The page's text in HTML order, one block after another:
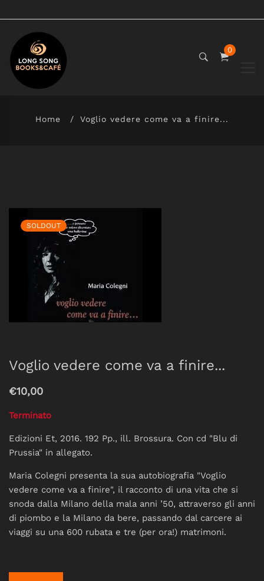
0
Home Voglio vedere come va a finire...
SOLDOUT
Voglio vedere come va a finire...
€10,00
Terminato
Edizioni Et, 2016. 192 Pp., ill. Brossura. Con cd "Blu di
Prussia" in allegato.
Maria Colegni presenta la sua autobiografia "Voglio
vedere come va a finire", il racconto di una vita che si
snoda dalla Milano della mala anni ’50, attraverso gli anni
di piombo e la Milano da bere, passando dal carcere ai
viaggi su una 600 rubata e tre (per ora!) matrimoni.